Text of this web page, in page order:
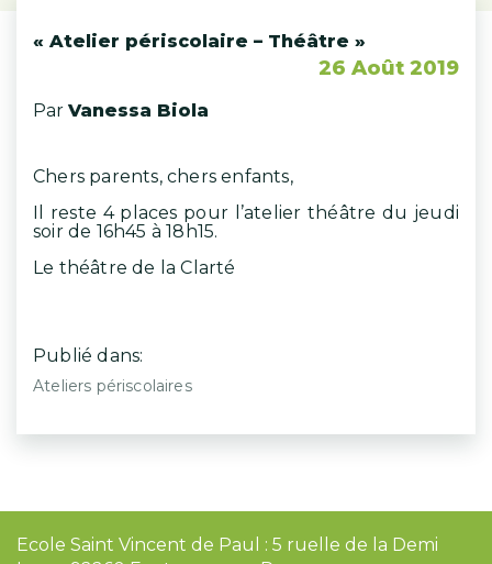
« Atelier périscolaire – Théâtre »
26 Août 2019
Par Vanessa Biola
Chers parents, chers enfants,
Il reste 4 places pour l’atelier théâtre du jeudi
soir de 16h45 à 18h15.
Le théâtre de la Clarté
Publié dans:
Ateliers périscolaires
Ecole Saint Vincent de Paul : 5 ruelle de la Demi